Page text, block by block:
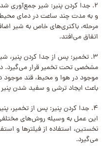
۲. جدا کردن پنیر: شیر جمع‌آوری
و به مدت چند ساعت در دمای محیط
مرحله، باکتری‌های خاص به شیر
اتفاق می‌افتد.
۳. تخمیر: پس از جدا کردن پنیر،
مشخصی تحت تخمیر قرار می‌گیرد.
موجود در هوا و محیط، قند موجود
باعث ایجاد ترشی و سفید شدن
۴. جدا کردن پنیر: پس از تخمیر،
این عمل به وسیله روش‌های
نخستین، استفاده از فیلترها و
می‌گیرد.